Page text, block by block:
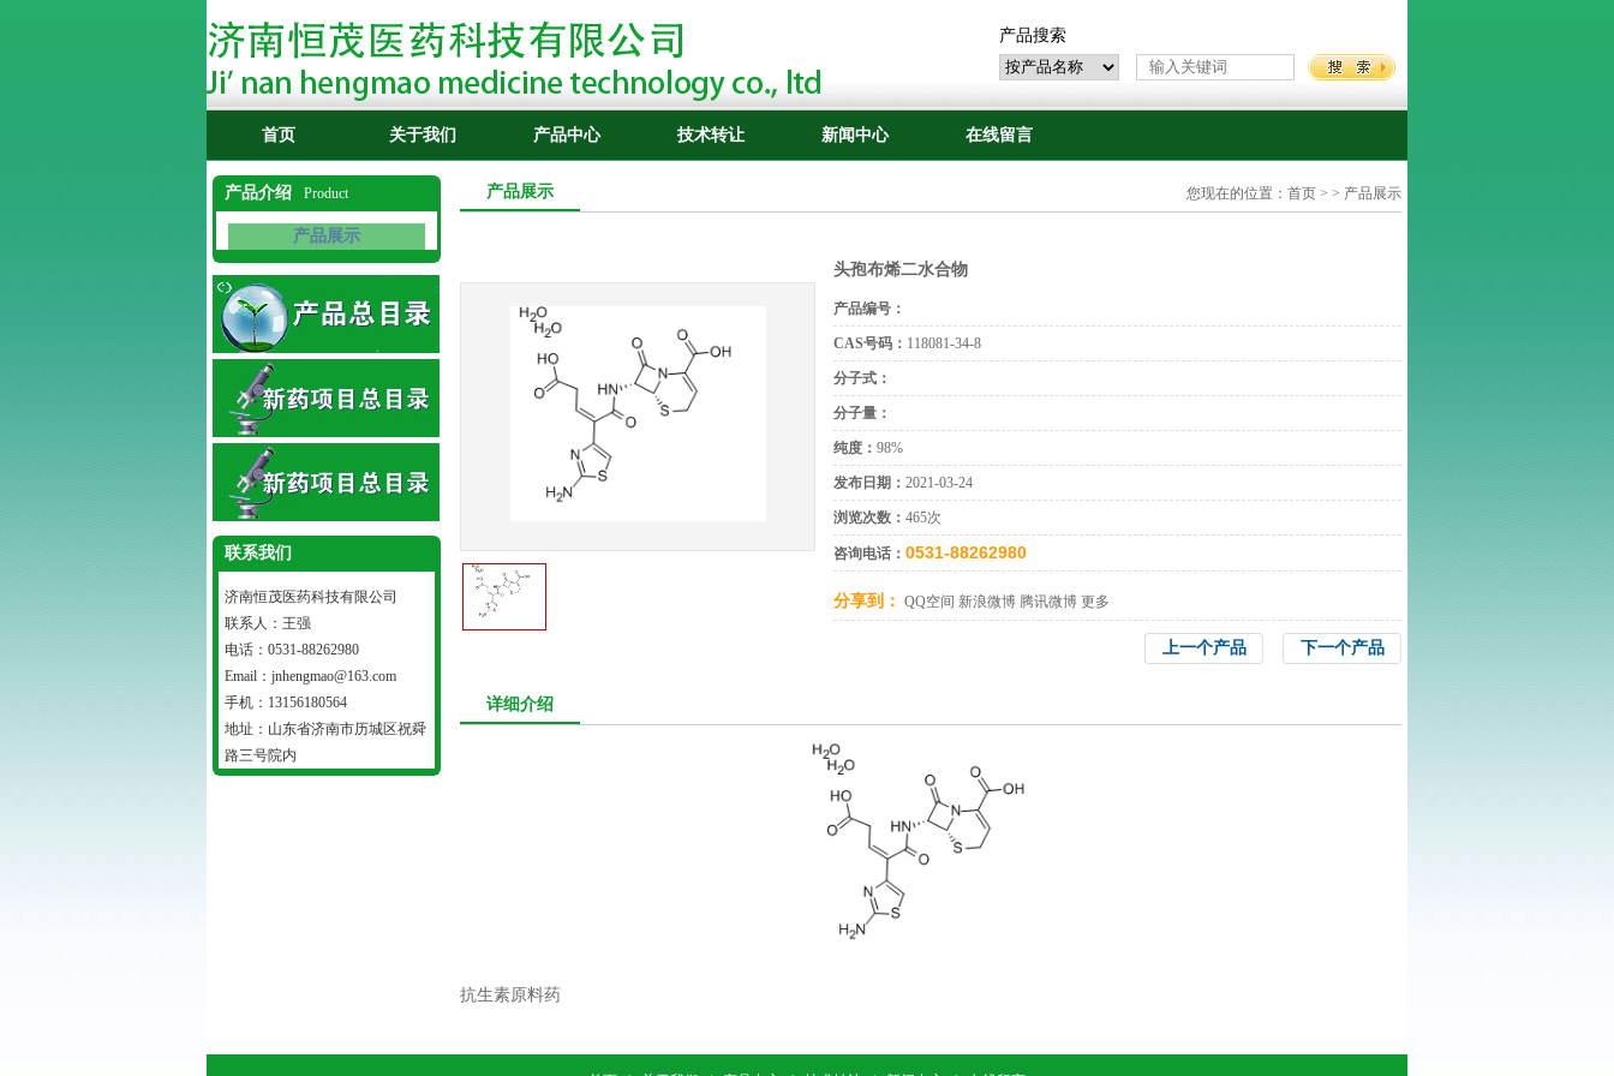
产品搜索
首页 关于我们 产品中心 技术转让 新闻中心 在线留言
产品介绍 Product
产品展示
联系我们
济南恒茂医药科技有限公司
联系人：王强
电话：0531-88262980
Email：jnhengmao@163.com
手机：13156180564
地址：山东省济南市历城区祝舜
路三号院内
产品展示 您现在的位置： 首页 > > 产品展示
头孢布烯二水合物
产品编号：
CAS号码： 118081-34-8
分子式：
分子量：
纯度： 98%
发布日期： 2021-03-24
浏览次数： 465次
咨询电话： 0531-88262980
分享到： QQ空间 新浪微博 腾讯微博 更多
下一个产品
上一个产品
详细介绍
抗生素原料药